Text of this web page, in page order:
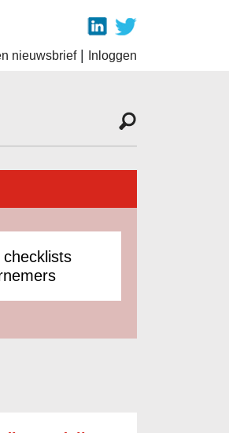
nieuwsbrief| Inloggen
checklists